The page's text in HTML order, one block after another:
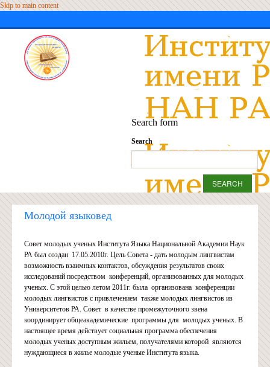
Skip to main content
Search form
Search
Молодой языковед
Совет молодых ученых Института Языка Национальной Академии Наук
РА был создан 17.05.2010г. Цель Совета - дать молодым лингвистам
возможность взаимных контактов, обсуждения результатов своих
исследований посредством конференций, организованных для молодых
ученых. С этой целью летом 2011г. была организована конференции
молодых лингвистов с привлечением также молодых лингвистов из
Университетов РА. Совет в качестве промежуточного звена
координирует общеакадемические программы для молодых ученых. В
настоящее время действует социальная программа обеспечения
молодых ученых доступным жильем, получателями которой являются
нуждающиеся в жилье молодые ученые Института языка.